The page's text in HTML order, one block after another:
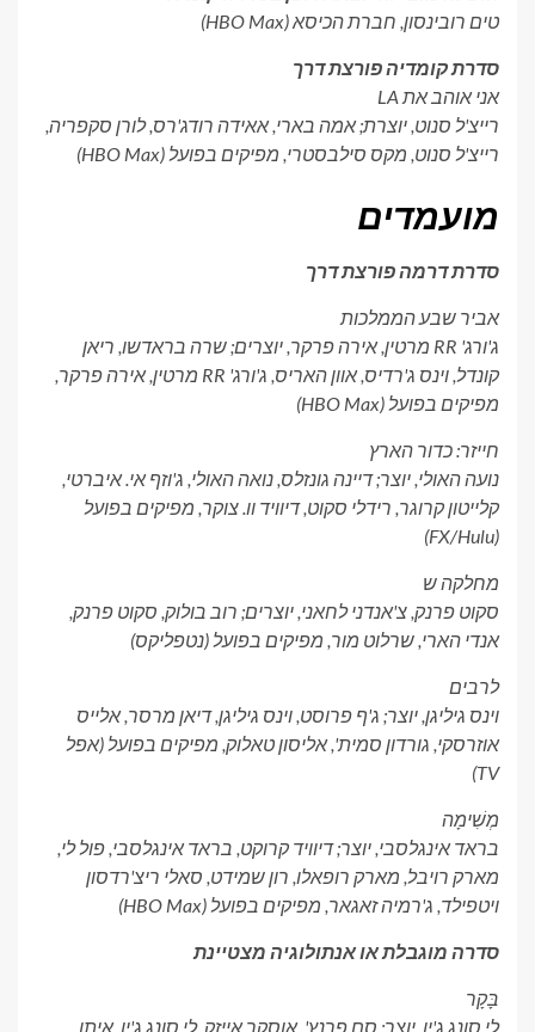
טים רובינסון, חברת הכיסא(HBO Max)
סדרת קומדיה פורצת דרך
אני אוהב את LA
רייצ'ל סנוט, יוצרת; אמה בארי, אאידה רודג'רס, לורן סקפריה,
רייצ'ל סנוט, מקס סילבסטרי, מפיקים בפועל (HBO Max)
מועמדים
סדרת דרמה פורצת דרך
אביר שבע הממלכות
ג'ורג' RR מרטין, אירה פרקר, יוצרים; שרה בראדשו, ריאן
קונדל, וינס ג'רדיס, אוון האריס, ג'ורג' RR מרטין, אירה פרקר,
מפיקים בפועל (HBO Max)
חייזר: כדור הארץ
נועה האולי, יוצר; דיינה גונזלס, נואה האולי, ג'וזף אי. איברטי,
קלייטון קרוגר, רידלי סקוט, דיוויד וו. צוקר, מפיקים בפועל
(FX/Hulu)
מחלקה ש
סקוט פרנק, צ'אנדני לחאני, יוצרים; רוב בולוק, סקוט פרנק,
אנדי הארי, שרלוט מור, מפיקים בפועל (נטפליקס)
לרבים
וינס גיליגן, יוצר; ג'ף פרוסט, וינס גיליגן, דיאן מרסר, אלייס
אוזרסקי, גורדון סמית', אליסון טאלוק, מפיקים בפועל (אפל
TV)
מְשִׁימָה
בראד אינגלסבי, יוצר; דיוויד קרוקט, בראד אינגלסבי, פול לי,
מארק רויבל, מארק רופאלו, רון שמידט, סאלי ריצ'רדסון
ויטפילד, ג'רמיה זאגאר, מפיקים בפועל (HBO Max)
סדרה מוגבלת או אנתולוגיה מצטיינת
בָּקָר
לי סונג ג'ין, יוצר; סם פרנץ', אוסקר אייזק, לי סונג ג'ין, איתן